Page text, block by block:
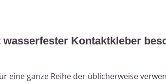
Kontaktkleber
eine ganze Reihe der üblicherweise